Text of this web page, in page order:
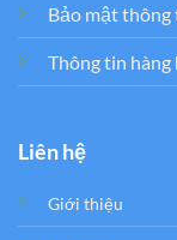
Bảo mật thông
Thông tin hàng
Liên hệ
Giới thiệu